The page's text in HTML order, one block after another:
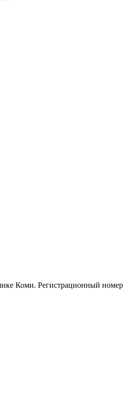
Коми. Регистрационный номер